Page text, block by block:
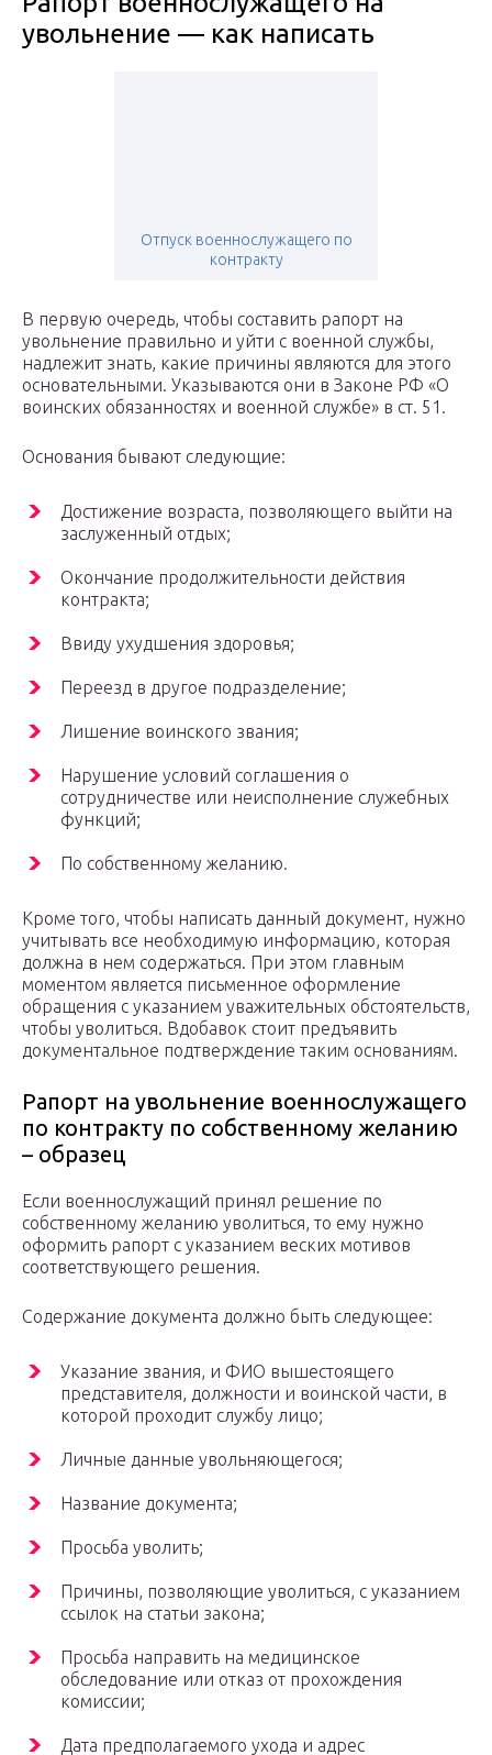
увольнение — как написать
Отпуск военнослужащего по
контракту
В первую очередь, чтобы составить рапорт на
увольнение правильно и уйти с военной службы,
надлежит знать, какие причины являются для этого
основательными. Указываются они в Законе РФ «О
воинских обязанностях и военной службе» в ст. 51.
Основания бывают следующие:
Достижение возраста, позволяющего выйти на
заслуженный отдых;
Окончание продолжительности действия
контракта;
Ввиду ухудшения здоровья;
Переезд в другое подразделение;
Лишение воинского звания;
Нарушение условий соглашения о
сотрудничестве или неисполнение служебных
функций;
По собственному желанию.
Кроме того, чтобы написать данный документ, нужно
учитывать все необходимую информацию, которая
должна в нем содержаться. При этом главным
моментом является письменное оформление
обращения с указанием уважительных обстоятельств,
чтобы уволиться. Вдобавок стоит предъявить
документальное подтверждение таким основаниям.
Рапорт на увольнение военнослужащего
по контракту по собственному желанию
– образец
Если военнослужащий принял решение по
собственному желанию уволиться, то ему нужно
оформить рапорт с указанием веских мотивов
соответствующего решения.
Содержание документа должно быть следующее:
Указание звания, и ФИО вышестоящего
представителя, должности и воинской части, в
которой проходит службу лицо;
Личные данные увольняющегося;
Название документа;
Просьба уволить;
Причины, позволяющие уволиться, с указанием
ссылок на статьи закона;
Просьба направить на медицинское
обследование или отказ от прохождения
комиссии;
Дата предполагаемого ухода и адрес